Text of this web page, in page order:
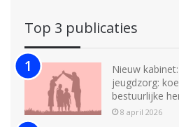
Top 3 publicaties
Nieuw
jeugdzorg:
bestuurlijke
8 april 2026